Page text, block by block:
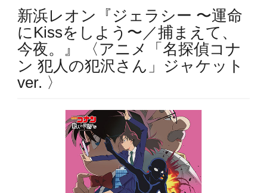
新浜レオン『ジェラシー 〜運命
にKissをしよう〜／捕まえて、
今夜。』 〈アニメ「名探偵コナ
ン 犯人の犯沢さん」ジャケット
ver. 〉